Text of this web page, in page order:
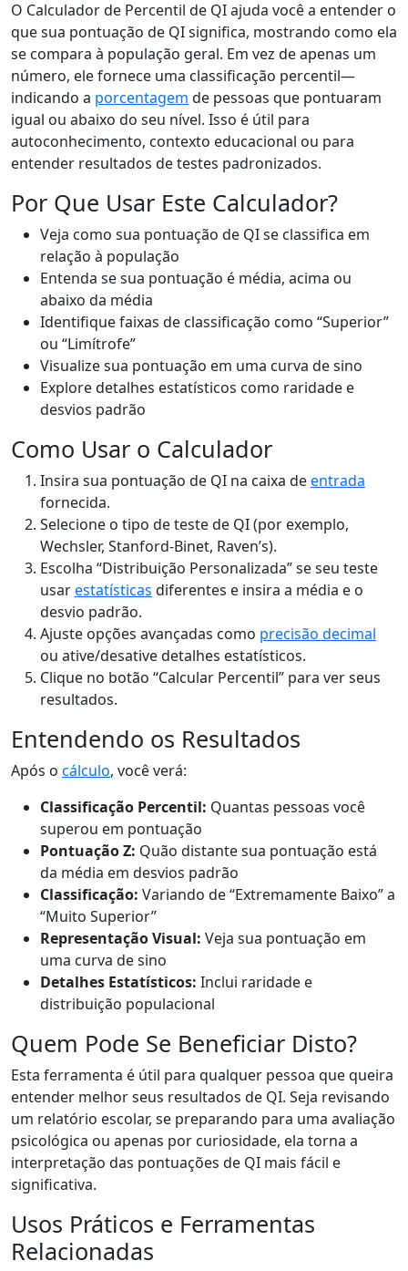
O Calculador de Percentil de QI ajuda você a entender o
que sua pontuação de QI significa, mostrando como ela
se compara à população geral. Em vez de apenas um
número, ele fornece uma classificação percentil—
indicando a porcentagem de pessoas que pontuaram
igual ou abaixo do seu nível. Isso é útil para
autoconhecimento, contexto educacional ou para
entender resultados de testes padronizados.
Por Que Usar Este Calculador?
Veja como sua pontuação de QI se classifica em
relação à população
Entenda se sua pontuação é média, acima ou
abaixo da média
Identifique faixas de classificação como “Superior”
ou “Limítrofe”
Visualize sua pontuação em uma curva de sino
Explore detalhes estatísticos como raridade e
desvios padrão
Como Usar o Calculador
Insira sua pontuação de QI na caixa deentrada
fornecida.
Selecione o tipo de teste de QI (por exemplo,
Wechsler, Stanford-Binet, Raven’s).
Escolha “Distribuição Personalizada” se seu teste
usarestatísticas diferentes e insira a média e o
desvio padrão.
Ajuste opções avançadas como precisão decimal
ou ative/desative detalhes estatísticos.
Clique no botão “Calcular Percentil” para ver seus
resultados.
Entendendo os Resultados
Após o cálculo, você verá:
Classificação Percentil: Quantas pessoas você
superou em pontuação
Pontuação Z: Quão distante sua pontuação está
da média em desvios padrão
Classificação: Variando de “Extremamente Baixo” a
“Muito Superior”
Representação Visual: Veja sua pontuação em
uma curva de sino
Detalhes Estatísticos: Inclui raridade e
distribuição populacional
Quem Pode Se Beneficiar Disto?
Esta ferramenta é útil para qualquer pessoa que queira
entender melhor seus resultados de QI. Seja revisando
um relatório escolar, se preparando para uma avaliação
psicológica ou apenas por curiosidade, ela torna a
interpretação das pontuações de QI mais fácil e
significativa.
Usos Práticos e Ferramentas
Relacionadas